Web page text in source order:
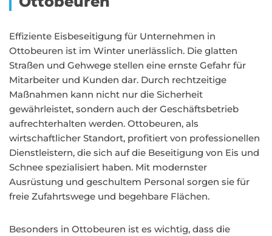
Effiziente Eisbeseitigung für Unternehmen in
Ottobeuren ist im Winter unerlässlich. Die glatten
Straßen und Gehwege stellen eine ernste Gefahr für
Mitarbeiter und Kunden dar. Durch rechtzeitige
Maßnahmen kann nicht nur die Sicherheit
gewährleistet, sondern auch der Geschäftsbetrieb
aufrechterhalten werden. Ottobeuren, als
wirtschaftlicher Standort, profitiert von professionellen
Dienstleistern, die sich auf die Beseitigung von Eis und
Schnee spezialisiert haben. Mit modernster
Ausrüstung und geschultem Personal sorgen sie für
freie Zufahrtswege und begehbare Flächen.
Besonders in Ottobeuren ist es wichtig, dass die